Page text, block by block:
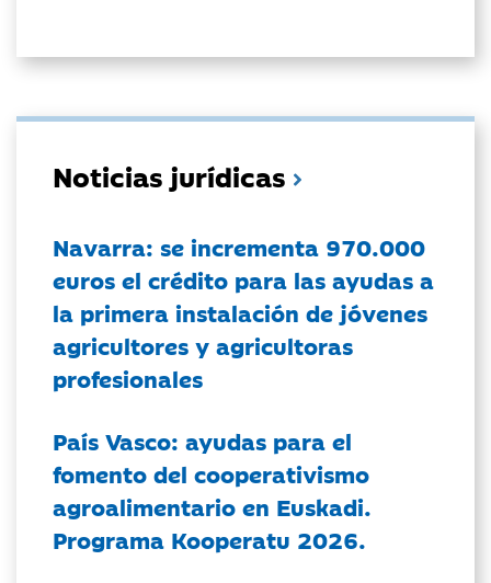
Noticias jurídicas
Navarra: se incrementa 970.000
euros el crédito para las ayudas a
la primera instalación de jóvenes
agricultores y agricultoras
profesionales
País Vasco: ayudas para el
fomento del cooperativismo
agroalimentario en Euskadi.
Programa Kooperatu 2026.